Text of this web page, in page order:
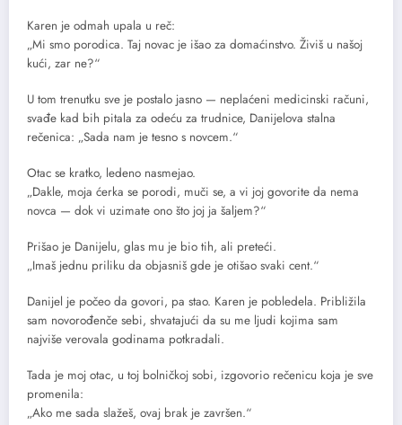
Karen je odmah upala u reč:
„Mi smo porodica. Taj novac je išao za domaćinstvo. Živiš u našoj
kući, zar ne?“
U tom trenutku sve je postalo jasno — neplaćeni medicinski računi,
svađe kad bih pitala za odeću za trudnice, Danijelova stalna
rečenica: „Sada nam je tesno s novcem.“
Otac se kratko, ledeno nasmejao.
„Dakle, moja ćerka se porodi, muči se, a vi joj govorite da nema
novca — dok vi uzimate ono što joj ja šaljem?“
Prišao je Danijelu, glas mu je bio tih, ali preteći.
„Imaš jednu priliku da objasniš gde je otišao svaki cent.“
Danijel je počeo da govori, pa stao. Karen je pobledela. Približila
sam novorođenče sebi, shvatajući da su me ljudi kojima sam
najviše verovala godinama potkradali.
Tada je moj otac, u toj bolničkoj sobi, izgovorio rečenicu koja je sve
promenila:
„Ako me sada slažeš, ovaj brak je završen.“